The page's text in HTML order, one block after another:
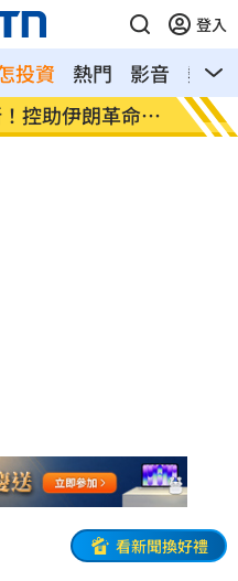
登入
投資 熱門 影音
熱搜
控助伊朗革命衛
美就
溫
看新聞換好禮